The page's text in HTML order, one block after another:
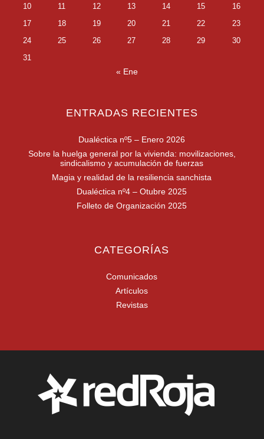
10
11 12 13 14 15
16
17
18 19 20 21 22
23
24
25 26 27 28 29
30
31
« Ene
ENTRADAS RECIENTES
Dualéctica nº5 – Enero 2026
Sobre la huelga general por la vivienda: movilizaciones,
sindicalismo y acumulación de fuerzas
Magia y realidad de la resiliencia sanchista
Dualéctica nº4 – Otubre 2025
Folleto de Organización 2025
CATEGORÍAS
Comunicados
Artículos
Revistas